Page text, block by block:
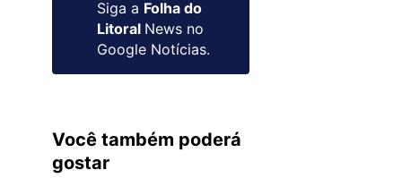
Siga a Folha do
Litoral News no
Google Notícias.
Você também poderá
gostar